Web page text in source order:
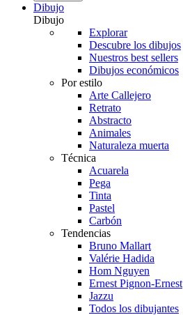
Dibujo
Dibujo
Explorar
Descubre los dibujos
Nuestros best sellers
Dibujos económicos
Por estilo
Arte Callejero
Retrato
Abstracto
Animales
Naturaleza muerta
Técnica
Acuarela
Pega
Tinta
Pastel
Carbón
Tendencias
Bruno Mallart
Valérie Hadida
Hom Nguyen
Ernest Pignon-Ernest
Jazzu
Todos los dibujantes